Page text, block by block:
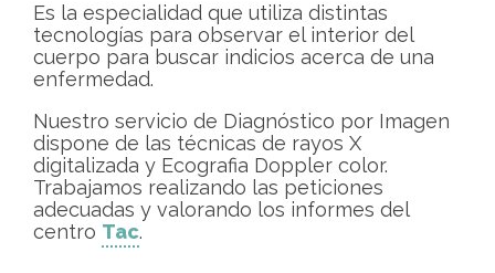
Es la especialidad que utiliza distintas
tecnologías para observar el interior del
cuerpo para buscar indicios acerca de una
enfermedad.
Nuestro servicio de Diagnóstico por Imagen
dispone de las técnicas de rayos X
digitalizada y Ecografia Doppler color.
Trabajamos realizando las peticiones
adecuadas y valorando los informes del
centro Tac.